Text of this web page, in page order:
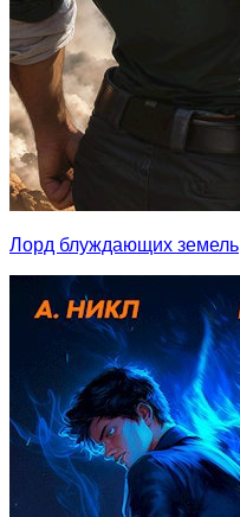
Лорд блуждающих земель